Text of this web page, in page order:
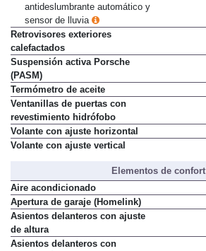
antideslumbrante automático y
sensor de lluvia
Retrovisores exteriores
calefactados
Suspensión activa Porsche
(PASM)
Termómetro de aceite
Ventanillas de puertas con
revestimiento hidrófobo
Volante con ajuste horizontal
Volante con ajuste vertical
Elementos de confort
Aire acondicionado
Apertura de garaje (Homelink)
Asientos delanteros con ajuste
de altura
Asientos delanteros con